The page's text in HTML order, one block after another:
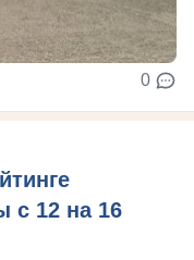
0
с 12 на 16